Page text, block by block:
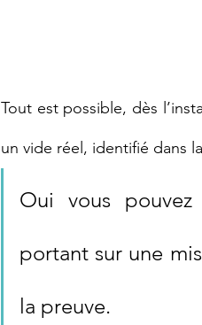
Tout est possible, dès
un vide réel, identifié dans
Oui vous
portant sur une
la preuve.